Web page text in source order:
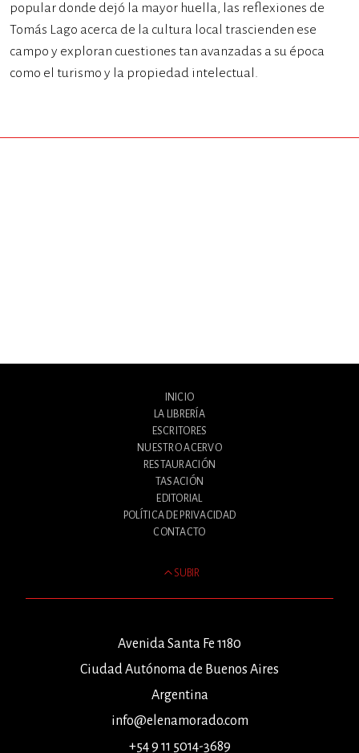
popular donde dejó la mayor huella, las reflexiones de
Tomás Lago acerca de la cultura local trascienden ese
campo y exploran cuestiones tan avanzadas a su época
como el turismo y la propiedad intelectual.
INICIO
LA LIBRERÍA
ESCRITORES
NUESTRO ACERVO
RESTAURACIÓN
TASACIÓN
EDITORIAL
POLÍTICA DE PRIVACIDAD
CONTACTO
SUBIR
Avenida Santa Fe 1180
Ciudad Autónoma de Buenos Aires
Argentina
info@elenamorado.com
+54 9 11 5014-3689